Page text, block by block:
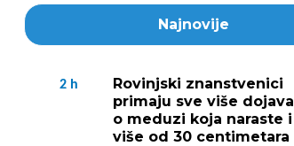
Najnovije
2 h
Rovinjski znanstvenici
primaju sve više dojava
o meduzi koja naraste i
više od 30 centimetara